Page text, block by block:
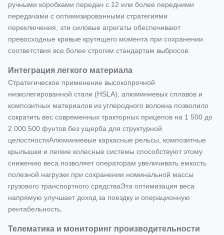
ручными коробками передач с 12 или более передними
передачами с оптимизированными стратегиями
переключения, эти силовые агрегаты обеспечивают
превосходные кривые крутящего момента при сохранении
соответствия все более строгим стандартам выбросов.
Интеграция легкого материала
Стратегическое применение высокопрочной
низколегированной стали (HSLA), алюминиевых сплавов и
композитных материалов из углеродного волокна позволило
сократить вес современных тракторных прицепов на 1 500 до
2 000.500 фунтов без ущерба для структурной
целостностиАлюминиевые каркасные рельсы, композитные
крылышки и легкие колесные системы способствуют этому
снижению веса.позволяет операторам увеличивать емкость
полезной нагрузки при сохранении номинальной массы
грузового транспортного средстваЭта оптимизация веса
напрямую улучшает доход за поездку и операционную
рентабельность.
Телематика и мониторинг производительности